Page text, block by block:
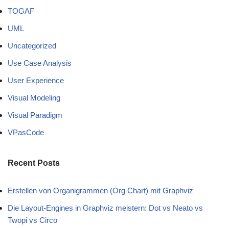
TOGAF
UML
Uncategorized
Use Case Analysis
User Experience
Visual Modeling
Visual Paradigm
VPasCode
Recent Posts
Erstellen von Organigrammen (Org Chart) mit Graphviz
Die Layout-Engines in Graphviz meistern: Dot vs Neato vs
Twopi vs Circo